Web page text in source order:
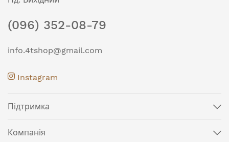
(096) 352-08-79
info.4tshop@gmail.com
Instagram
Підтримка
Компанія